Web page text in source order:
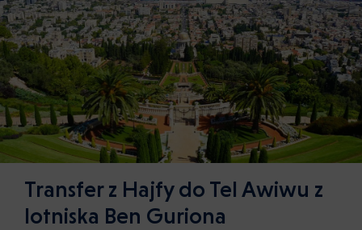
Transfer z Hajfy do Tel Awiwu z
lotniska Ben Guriona